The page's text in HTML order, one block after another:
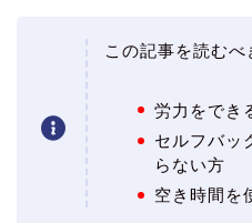
この記事を読むべ
労力をでき
セルフバッ
らない方
空き時間を